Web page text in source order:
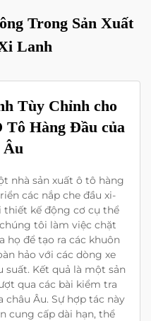
Trong Sản Xuất
Lanh
Tùy Chỉnh cho
Tô Hàng Đầu của
Âu
nhà sản xuất ô tô hàng
các nắp che đầu xi-
thiết kế động cơ cụ thể
tôi làm việc chặt
họ để tạo ra các khuôn
hảo với các dòng xe
suất. Kết quả là một sản
qua các bài kiểm tra
Âu. Sự hợp tác này
cung cấp dài hạn, thể